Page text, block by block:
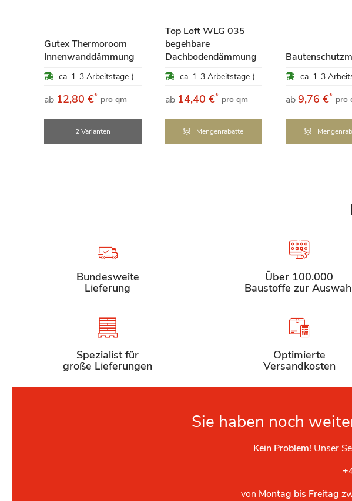
Gutex Thermoroom
Innenwanddämmung
ca. 1-3 Arbeitstage (Mo-Fr)
ab 12,80 €* pro qm
2 Varianten
Top Loft WLG 035
begehbare
Dachbodendämmung
ca. 1-3 Arbeitstage (Mo-Fr)
ab 14,40 €* pro qm
Mengenrabatte
ab9,76 €* pro
Bundesweite
Lieferung
Über 100.000
Baustoffe zur
Spezialist für
große Lieferungen
Optimierte
Versandkosten
Sie haben noch
Kein Problem! Unser
von Montag bis Freitag